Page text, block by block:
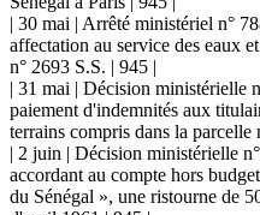
| 30 mai | Arrêté ministériel n°
affectation au service des eaux
n° 2693 S.S. | 945 |
| 31 mai | Décision ministérielle
paiement d'indemnités aux
terrains compris dans la parcelle
| 2 juin | Décision ministérielle
accordant au compte hors
du Sénégal », une ristourne de